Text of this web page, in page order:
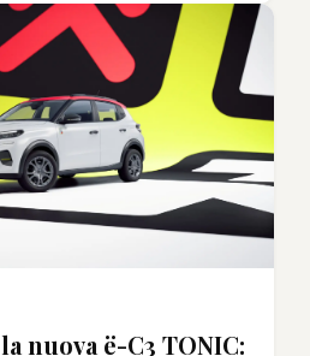
nuova ë-C3 TONIC: